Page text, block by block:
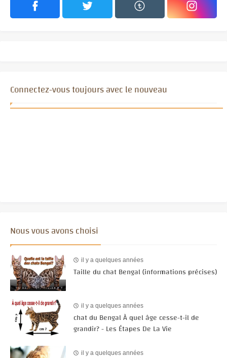
Connectez-vous toujours avec le nouveau
Nous vous avons choisi
il y a quelques années
Taille du chat Bengal (informations précises)
il y a quelques années
chat du Bengal À quel âge cesse-t-il de
grandir? - Les Étapes De La Vie
il y a quelques années